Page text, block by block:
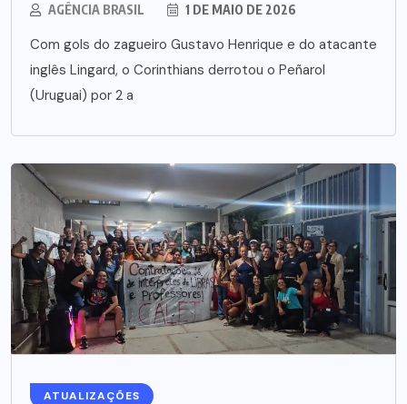
AGÊNCIA BRASIL 1 DE MAIO DE 2026
Com gols do zagueiro Gustavo Henrique e do atacante
inglês Lingard, o Corinthians derrotou o Peñarol
(Uruguai) por 2 a
ATUALIZAÇÕES